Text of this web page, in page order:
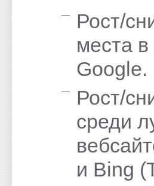
Рост/
места
Google.
Рост/
среди
и Bing